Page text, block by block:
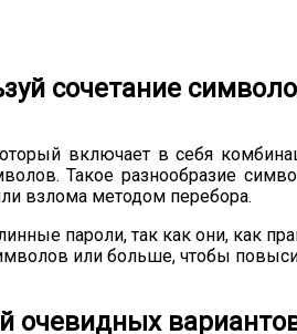
сочетание
включает в себя
Такое разнообразие
взлома методом перебора.
пароли, так как они, как
или больше, чтобы
очевидных